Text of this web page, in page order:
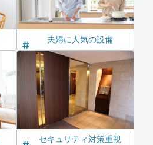
夫婦に人気の設備
セキュリティ対策重視